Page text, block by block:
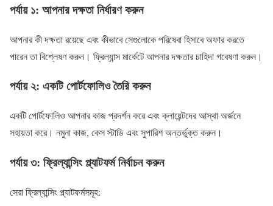
পর্যায় ১: আপনার দক্ষতা নির্ধারণ করুন
আপনার কী দক্ষতা রয়েছে এবং কীভাবে সেগুলোকে পরিষেবা হিসাবে অফার করতে
পারেন তা বিশ্লেষণ করুন। ফ্রিল্যান্স মার্কেটে আপনার দক্ষতার চাহিদা গবেষণা করুন।
পর্যায় ২: একটি পোর্টফোলিও তৈরি করুন
একটি পোর্টফোলিও আপনার কাজ প্রদর্শন করে এবং ক্লায়েন্টদের আস্থা অর্জনে
সহায়তা করে। নমুনা কাজ, কেস স্টাডি এবং সুপারিশ অন্তর্ভুক্ত করুন।
পর্যায় ৩: ফ্রিল্যান্সিং প্ল্যাটফর্ম নির্বাচন করুন
সেরা ফ্রিল্যান্সিং প্ল্যাটফর্মসমূহ: